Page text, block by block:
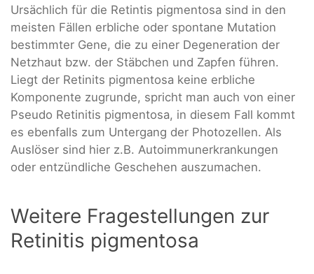
Ursächlich für die Retintis pigmentosa sind in den
meisten Fällen erbliche oder spontane Mutation
bestimmter Gene, die zu einer Degeneration der
Netzhaut bzw. der Stäbchen und Zapfen führen.
Liegt der Retinits pigmentosa keine erbliche
Komponente zugrunde, spricht man auch von einer
Pseudo Retinitis pigmentosa, in diesem Fall kommt
es ebenfalls zum Untergang der Photozellen. Als
Auslöser sind hier z.B. Autoimmunerkrankungen
oder entzündliche Geschehen auszumachen.
Weitere Fragestellungen zur
Retinitis pigmentosa